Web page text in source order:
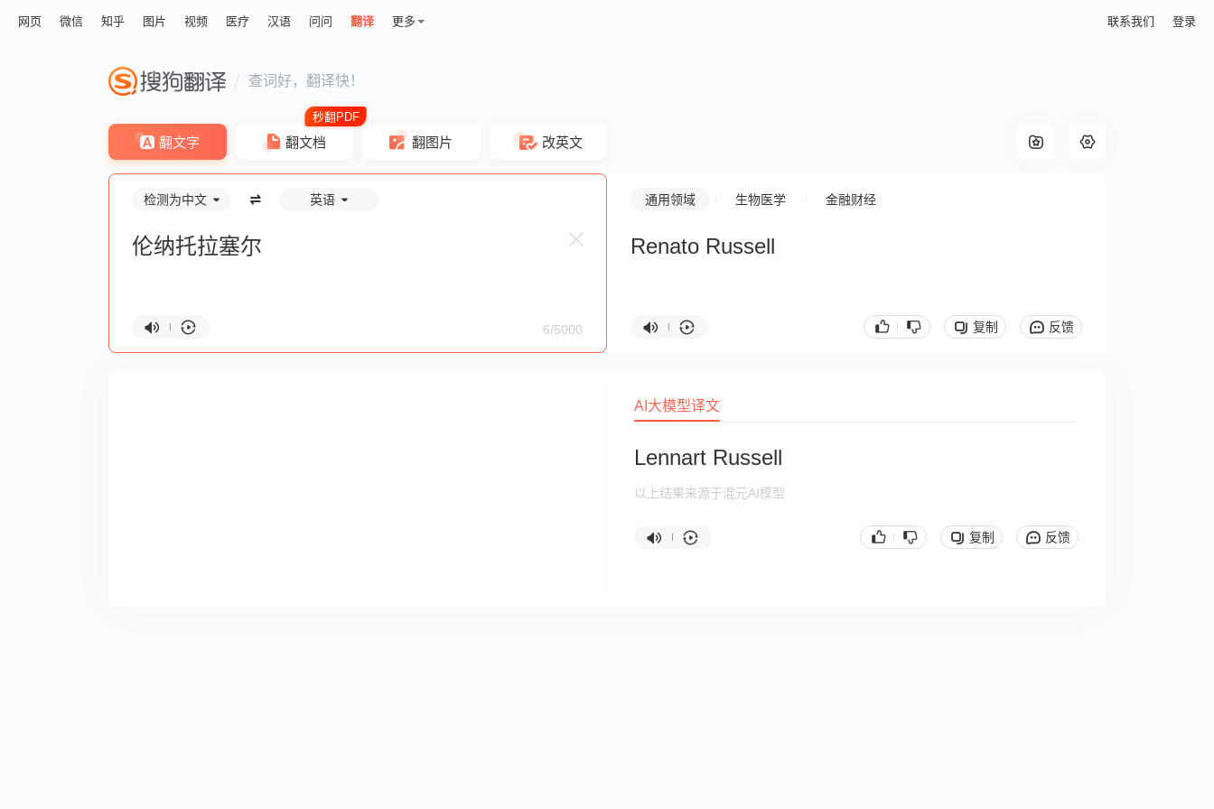
网页 微信 知乎 图片 视频 医疗 汉语 问问 翻译 更多 联系我们 登录
查词好，翻译快！
翻文字 翻文档 翻图片 改英文
检测为中文 英语
6/5000
通用领域 生物医学 金融财经
Renato Russell
复制 反馈
AI大模型译文
Lennart Russell
以上结果来源于混元AI模型
复制 反馈